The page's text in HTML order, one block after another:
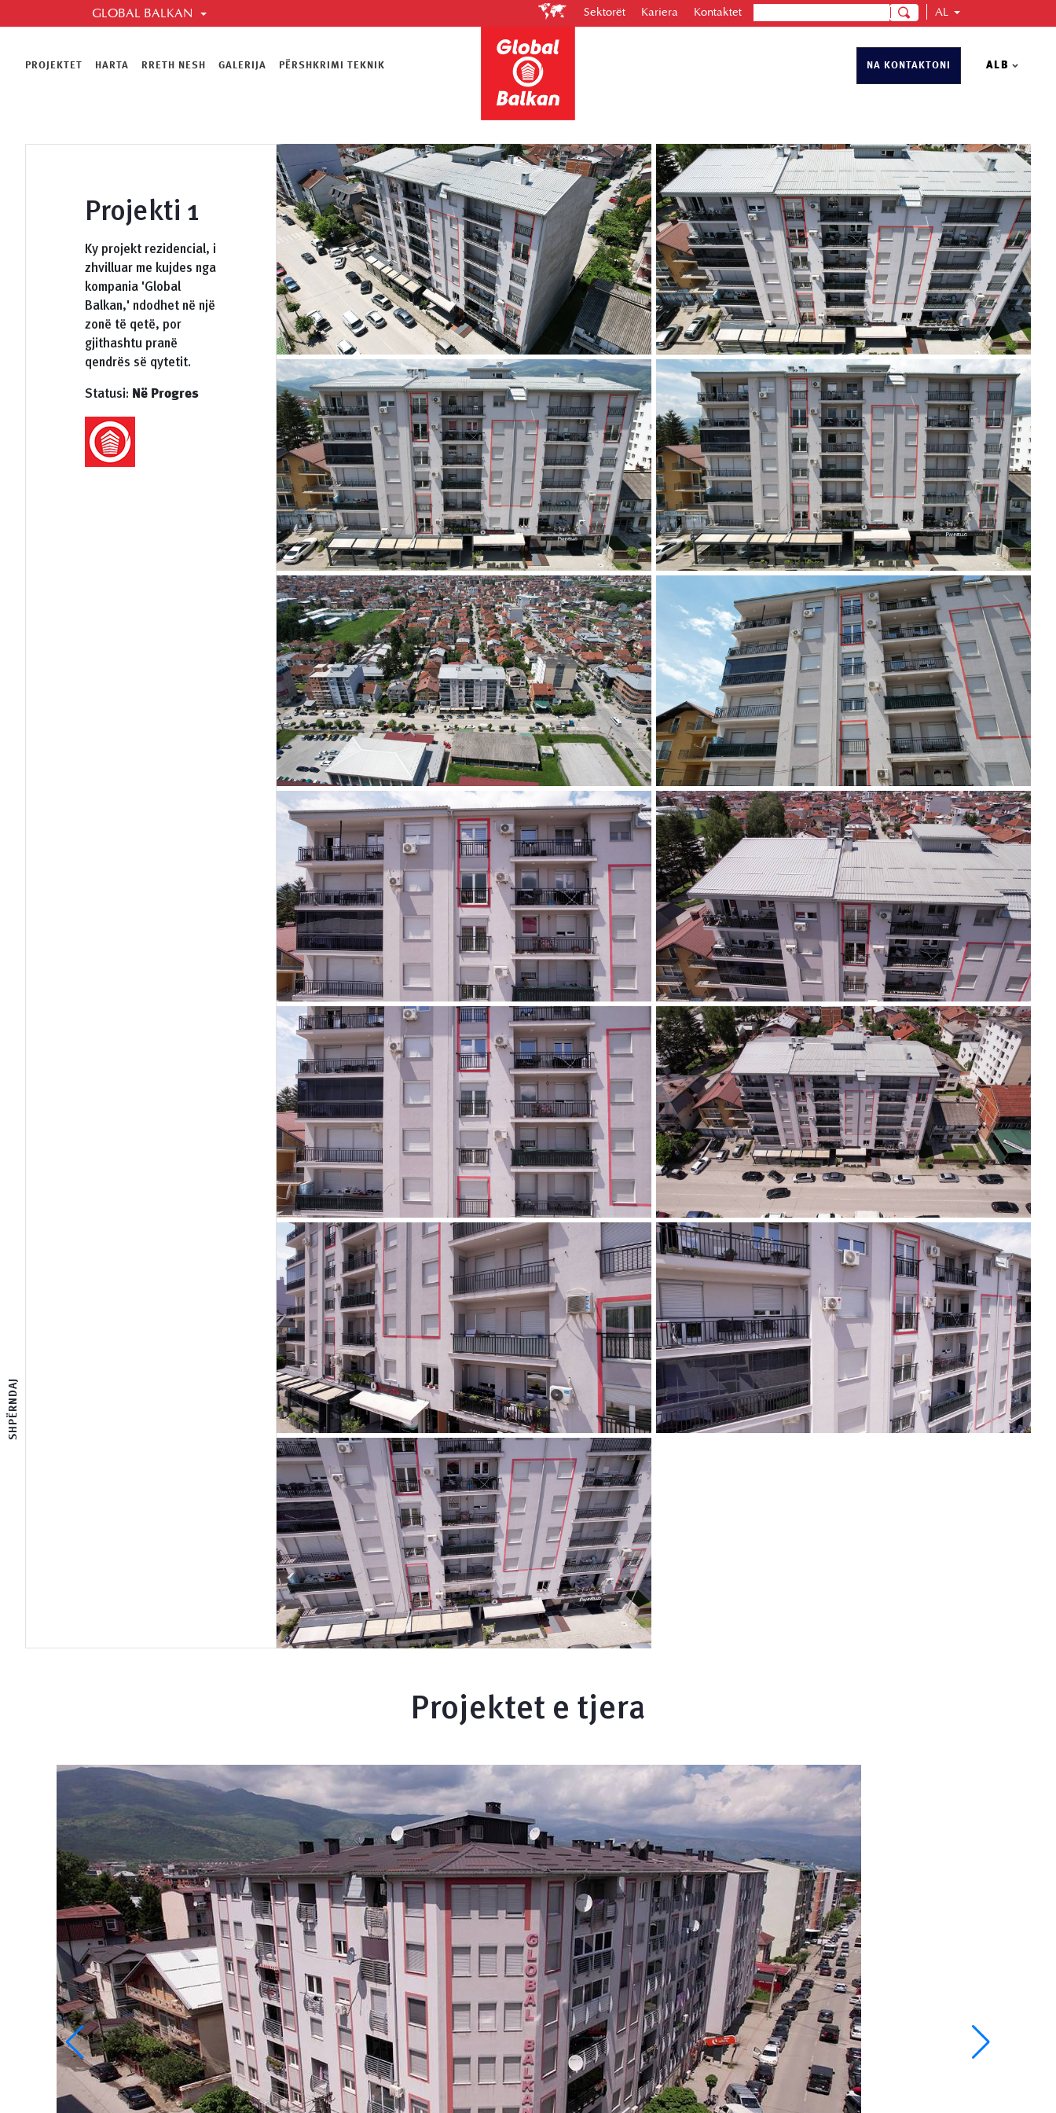
GLOBAL BALKAN
korrektësinë. E shtrirë në disa sektorë, Global Ballkan ju mundëson që
Ndërtimtari Qeramikë Nxemje
GLOBAL BALKAN AL
Sektorët Kariera Kontaktet
PROJEKTET HARTA RRETH NESH GALERIJA PËRSHKRIMI TEKNIK NA KONTAKTONI ALB
SHPËRNDAJ
Projekti 1
Ky projekt rezidencial, i
zhvilluar me kujdes nga
kompania 'Global
Balkan,' ndodhet në një
zonë të qetë, por
gjithashtu pranë
qendrës së qytetit.
Statusi: Në Progres
Projektet e tjera